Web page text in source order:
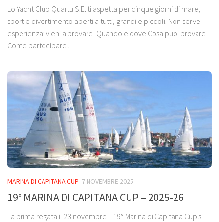
Lo Yacht Club Quartu S.E. ti aspetta per cinque giorni di mare,
sport e divertimento aperti a tutti, grandi e piccoli. Non serve
esperienza: vieni a provare! Quando e dove Cosa puoi provare
Come partecipare...
MARINA DI CAPITANA CUP 7 NOVEMBRE 2025
19° MARINA DI CAPITANA CUP – 2025-26
La prima regata il 23 novembre Il 19° Marina di Capitana Cup si